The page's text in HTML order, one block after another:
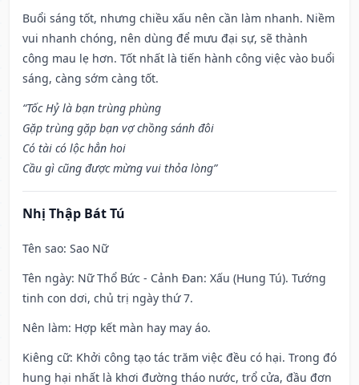
Buổi sáng tốt, nhưng chiều xấu nên cần làm nhanh. Niềm
vui nhanh chóng, nên dùng để mưu đại sự, sẽ thành
công mau lẹ hơn. Tốt nhất là tiến hành công việc vào buổi
sáng, càng sớm càng tốt.
“Tốc Hỷ là bạn trùng phùng
Gặp trùng gặp bạn vợ chồng sánh đôi
Có tài có lộc hẳn hoi
Cầu gì cũng được mừng vui thỏa lòng”
Nhị Thập Bát Tú
Tên sao: Sao Nữ
Tên ngày: Nữ Thổ Bức - Cảnh Đan: Xấu (Hung Tú). Tướng
tinh con dơi, chủ trị ngày thứ 7.
Nên làm: Hợp kết màn hay may áo.
Kiêng cữ: Khởi công tạo tác trăm việc đều có hại. Trong đó
hung hại nhất là khơi đường tháo nước, trổ cửa, đầu đơn